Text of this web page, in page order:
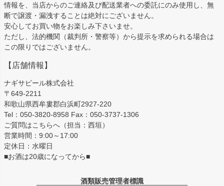
情報を、当店からのご連絡及び配送業者への委託にのみ使用し、無
断で譲渡・漏洩することは絶対にございません。
安心してお買い物をお楽しみ下さいませ。
ただし、法的機関（裁判所・警察等）から提示を求められる場合は
この限りではございません。
【店舗情報】
ナギサビール株式会社
〒649-2211
和歌山県西牟婁郡白浜町2927-220
Tel：050-3820-8958 Fax：050-3737-1306
ご質問はこちらへ（担当：西垣）
営業時間：9:00～17:00
定休日：水曜日
■お酒は20歳になってから■
酒類販売管理者標識